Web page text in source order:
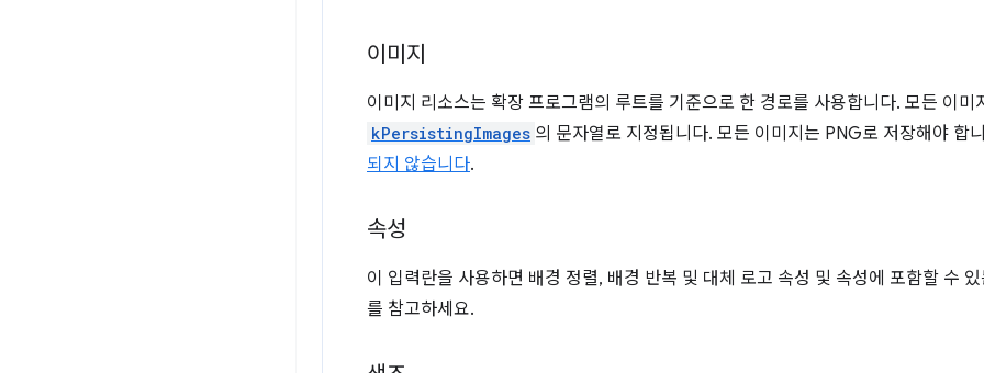
이미지
이미지 리소스는 확장 프로그램의 루트를 기준으로 한 경로를 사용합니다. 모든 이미
kPersistingImages 의 문자열로 지정됩니다. 모든 이미지는 PNG로 저장해야 합
되지 않습니다.
속성
이 입력란을 사용하면 배경 정렬, 배경 반복 및 대체 로고 속성 및 속성에 포함할 수
를 참고하세요.